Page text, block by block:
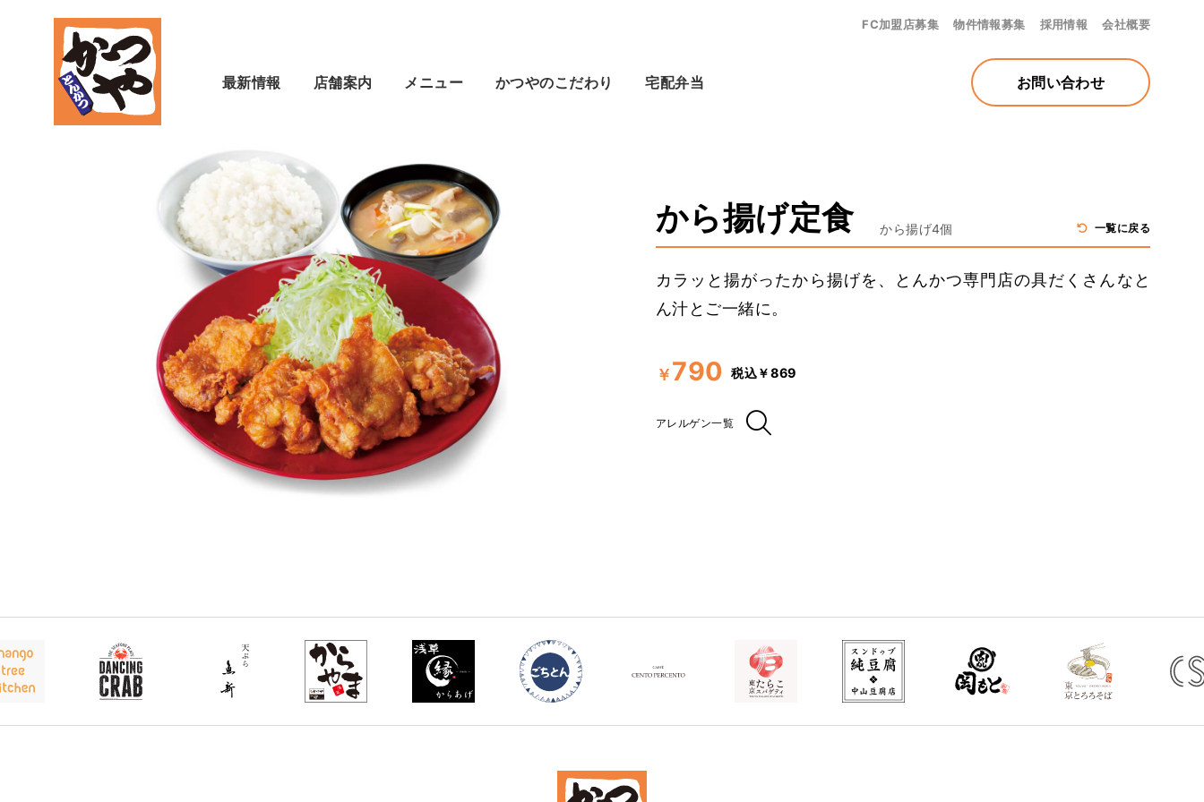
最新情報 店舗案内 メニュー かつやのこだわり 宅配弁当
FC加盟店募集 物件情報募集 採用情報 会社概要
お問い合わせ
から揚げ定食 から揚げ4個 一覧に戻る
カラッと揚がったから揚げを、とんかつ専門店の具だくさんなと
ん汁とご一緒に。
￥790 税込￥869
アレルゲン一覧